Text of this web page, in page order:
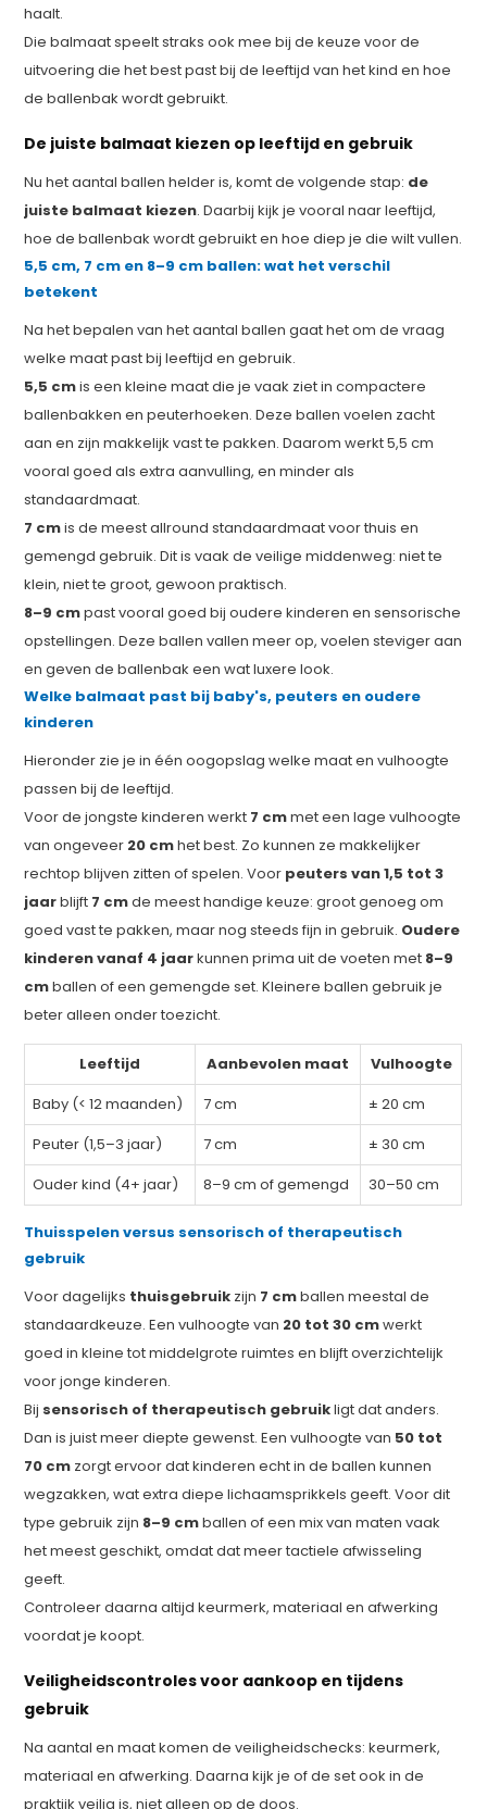
haalt.
Die balmaat speelt straks ook mee bij de keuze voor de
uitvoering die het best past bij de leeftijd van het kind en hoe
de ballenbak wordt gebruikt.
De juiste balmaat kiezen op leeftijd en gebruik
Nu het aantal ballen helder is, komt de volgende stap: de
juiste balmaat kiezen. Daarbij kijk je vooral naar leeftijd,
hoe de ballenbak wordt gebruikt en hoe diep je die wilt vullen.
5,5 cm, 7 cm en 8–9 cm ballen: wat het verschil
betekent
Na het bepalen van het aantal ballen gaat het om de vraag
welke maat past bij leeftijd en gebruik.
5,5 cmis een kleine maat die je vaak ziet in compactere
ballenbakken en peuterhoeken. Deze ballen voelen zacht
aan en zijn makkelijk vast te pakken. Daarom werkt 5,5 cm
vooral goed als extra aanvulling, en minder als
standaardmaat.
7 cmis de meest allround standaardmaat voor thuis en
gemengd gebruik. Dit is vaak de veilige middenweg: niet te
klein, niet te groot, gewoon praktisch.
8–9 cmpast vooral goed bij oudere kinderen en sensorische
opstellingen. Deze ballen vallen meer op, voelen steviger aan
en geven de ballenbak een wat luxere look.
Welke balmaat past bij baby's, peuters en oudere
kinderen
Hieronder zie je in één oogopslag welke maat en vulhoogte
passen bij de leeftijd.
Voor de jongste kinderen werkt 7 cmmet een lage vulhoogte
van ongeveer 20 cmhet best. Zo kunnen ze makkelijker
rechtop blijven zitten of spelen. Voor peuters van 1,5 tot 3
jaarblijft 7 cmde meest handige keuze: groot genoeg om
goed vast te pakken, maar nog steeds fijn in gebruik. Oudere
kinderen vanaf 4 jaarkunnen prima uit de voeten met 8–9
cmballen of een gemengde set. Kleinere ballen gebruik je
beter alleen onder toezicht.
Leeftijd Aanbevolen maat
Vulhoogte
Baby (< 12 maanden)
7 cm
± 20 cm
Peuter (1,5–3 jaar)
7 cm
± 30 cm
Ouder kind (4+ jaar)
8–9 cm of gemengd 30–50 cm
Thuisspelen versus sensorisch of therapeutisch
gebruik
Voor dagelijks thuisgebruik zijn 7 cmballen meestal de
standaardkeuze. Een vulhoogte van 20 tot 30 cmwerkt
goed in kleine tot middelgrote ruimtes en blijft overzichtelijk
voor jonge kinderen.
Bij sensorisch of therapeutisch gebruikligt dat anders.
Dan is juist meer diepte gewenst. Een vulhoogte van 50 tot
70 cm zorgt ervoor dat kinderen echt in de ballen kunnen
wegzakken, wat extra diepe lichaamsprikkels geeft. Voor dit
type gebruik zijn 8–9 cmballen of een mix van maten vaak
het meest geschikt, omdat dat meer tactiele afwisseling
geeft.
Controleer daarna altijd keurmerk, materiaal en afwerking
voordat je koopt.
Veiligheidscontroles voor aankoop en tijdens
gebruik
Na aantal en maat komen de veiligheidschecks: keurmerk,
materiaal en afwerking. Daarna kijk je of de set ook in de
praktijk veilig is, niet alleen op de doos.